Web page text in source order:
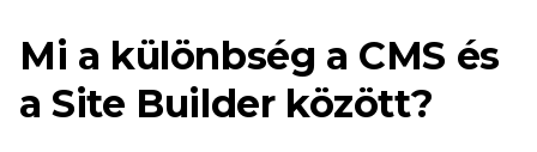
Mi a különbség a CMS és
a Site Builder között?